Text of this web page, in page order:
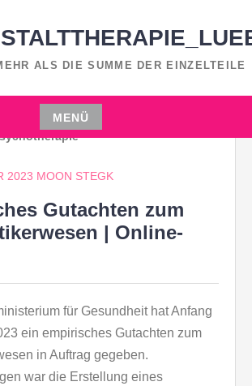
ALS DIE SUMME DER EINZELTEILE
MENÜ
2023 MOON STEGK
Gutachten zum
| Online-
für Gesundheit hat Anfang
ein empirisches Gutachten zum
in Auftrag gegeben.
war die Erstellung eines